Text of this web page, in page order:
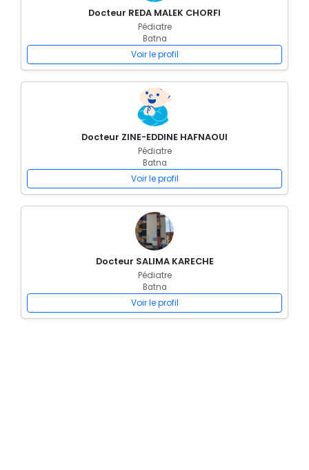
Docteur REDA MALEK CHORFI
Pédiatre
Batna
Voir le profil
Docteur ZINE-EDDINE HAFNAOUI
Pédiatre
Batna
Voir le profil
Docteur SALIMA KARECHE
Pédiatre
Batna
Voir le profil